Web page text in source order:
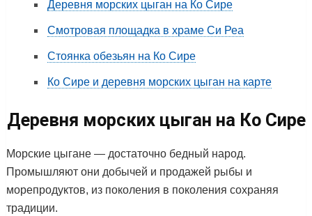
Деревня морских цыган на Ко Сире
Смотровая площадка в храме Си Реа
Стоянка обезьян на Ко Сире
Ко Сире и деревня морских цыган на карте
Деревня морских цыган на Ко Сире
Морские цыгане — достаточно бедный народ.
Промышляют они добычей и продажей рыбы и
морепродуктов, из поколения в поколения сохраняя
традиции.